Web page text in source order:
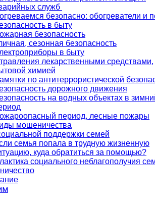
служб
безопасно: обогреватели и
в быту
безопасность
сезонная безопасность
в быту
лекарственными средствами,
химией
по антитеррористической
дорожного движения
на водных объектах в
период, лесные пожары
мошеничества
поддержки семей
семья попала в трудную жизненную
куда обратиться за помощью?
социального неблагополучия